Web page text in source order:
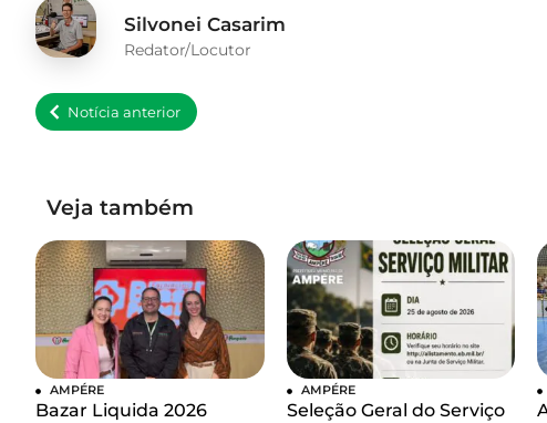
Silvonei Casarim
Redator/Locutor
Notícia anterior
Veja também
AMPÉRE
Bazar Liquida 2026
AMPÉRE
Seleção Geral do Serviço